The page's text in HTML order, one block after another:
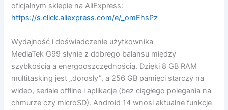
oficjalnym sklepie na AliExpress:
https://s.click.aliexpress.com/e/_omEhsPz
Wydajność i doświadczenie użytkownika
MediaTek G99 słynie z dobrego balansu między
szybkością a energooszczędnością. Dzięki 8 GB RAM
multitasking jest „dorosły”, a 256 GB pamięci starczy na
wideo, seriale offline i aplikacje (bez ciągłego polegania na
chmurze czy microSD). Android 14 wnosi aktualne funkcje